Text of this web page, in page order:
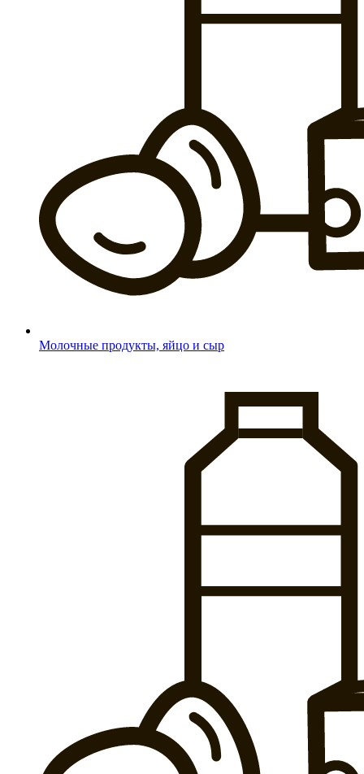
Молочные продукты, яйцо и сыр